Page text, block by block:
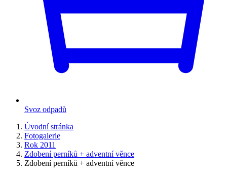
Svoz odpadů
Úvodní stránka
Fotogalerie
Rok 2011
Zdobení perníků + adventní věnce
Zdobení perníků + adventní věnce